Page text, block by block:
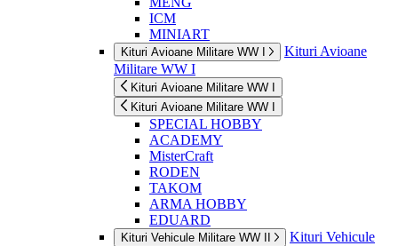
ICM
MINIART
Kituri Avioane Militare WW I
Kituri Avioane
Militare WW I
Kituri Avioane Militare WW I
Kituri Avioane Militare WW I
SPECIAL HOBBY
ACADEMY
MisterCraft
RODEN
TAKOM
ARMA HOBBY
EDUARD
Kituri Vehicule Militare WW II
Kituri Vehicule